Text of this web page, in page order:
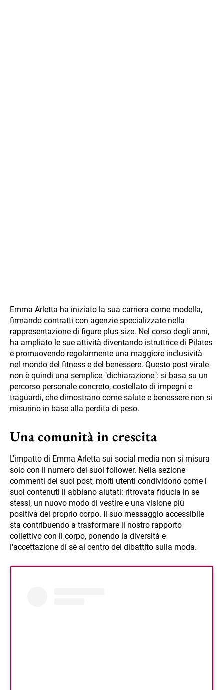
Emma Arletta ha iniziato la sua carriera come modella,
firmando contratti con agenzie specializzate nella
rappresentazione di figure plus-size. Nel corso degli anni,
ha ampliato le sue attività diventando istruttrice di Pilates
e promuovendo regolarmente una maggiore inclusività
nel mondo del fitness e del benessere. Questo post virale
non è quindi una semplice "dichiarazione": si basa su un
percorso personale concreto, costellato di impegni e
traguardi, che dimostrano come salute e benessere non si
misurino in base alla perdita di peso.
Una comunità in crescita
L'impatto di Emma Arletta sui social media non si misura
solo con il numero dei suoi follower. Nella sezione
commenti dei suoi post, molti utenti condividono come i
suoi contenuti li abbiano aiutati: ritrovata fiducia in se
stessi, un nuovo modo di vestire e una visione più
positiva del proprio corpo. Il suo messaggio accessibile
sta contribuendo a trasformare il nostro rapporto
collettivo con il corpo, ponendo la diversità e
l'accettazione di sé al centro del dibattito sulla moda.